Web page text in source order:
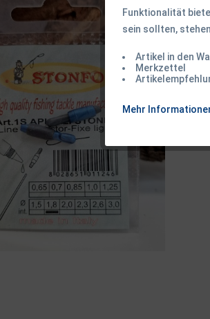
Funktionalität
sein sollten,
Artikel in den
Merkzettel
Mehr